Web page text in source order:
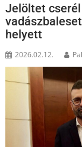
Jelöltet
helyett
2026.02.12.